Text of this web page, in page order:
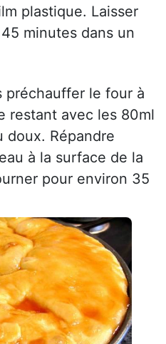
plastique. Laisser
minutes dans un
préchauffer le four à
restant avec les 80ml
doux. Répandre
à la surface de la
pour environ 35